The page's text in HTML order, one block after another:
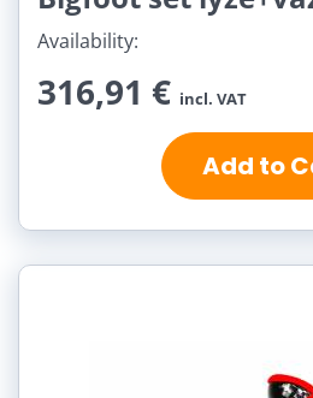
Availability:
316,91 € incl. VAT
Add to